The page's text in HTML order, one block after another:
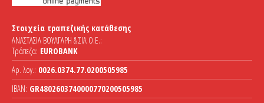
Στοιχεία τραπεζικής κατάθεσης
ΑΝΑΣΤΑΣΙΑ ΒΟΥΛΓΑΡΗ & ΣΙΑ Ο.Ε.:
Τράπεζα: EUROBANK
Αρ. λογ.: 0026.0374.77.0200505985
IBAN: GR4802603740000770200505985